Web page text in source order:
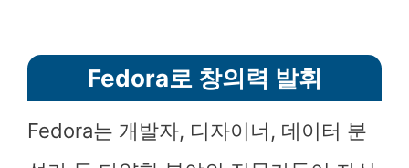
Fedora로 창의력 발휘
Fedora는 개발자, 디자이너, 데이터 분